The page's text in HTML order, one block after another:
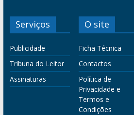
Serviços
Publicidade
Tribuna do Leitor
Assinaturas
O site
Ficha Técnica
Contactos
Política de
Privacidade e
Termos e
Condições